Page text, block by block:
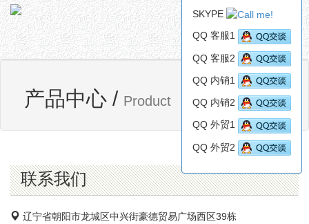
朝
阳
百
思
特
车
配
有
司
产品中心 / Product
网站首页 产品中心
联系我们
辽宁省朝阳市龙城区中兴街豪德贸易广场西区39栋
SKYPE
QQ 客服1
QQ 客服2
QQ 内销1
QQ 内销2
QQ 外贸1
QQ 外贸2